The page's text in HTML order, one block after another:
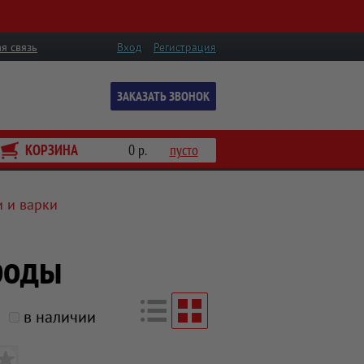
Вход Регистрация
связь
ЗАКАЗАТЬ ЗВОНОК
КОРЗИНА 0 р. пусто
и варки
в наличии